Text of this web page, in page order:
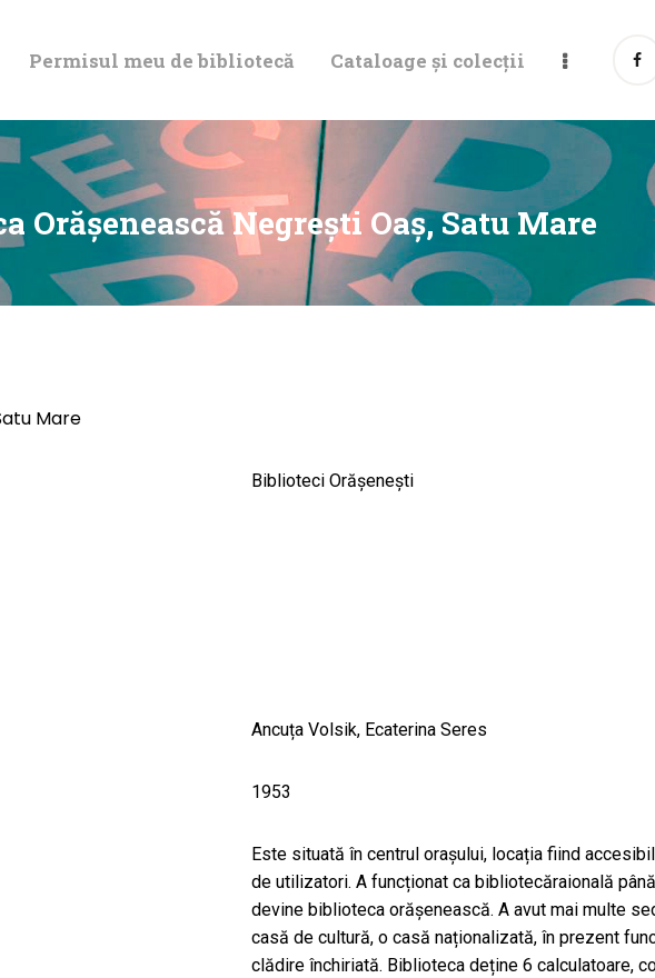
Permisul meu de bibliotecă Cataloage și colecții
Orăşenească Negreşti Oaș, Satu Mare
DE BIBLIOTECĂ
CATALOAGE ȘI
COLECȚII
Mare
Biblioteci Orășenești
Ancuța Volsik, Ecaterina Seres
1953
Este situată în centrul orașului, locația fiind
de utilizatori. A funcționat ca bibliotecăraională
devine biblioteca orășenească. A avut mai multe
casă de cultură, o casă naționalizată, în prezent
clădire închiriată. Biblioteca deține 6 calculatoare,